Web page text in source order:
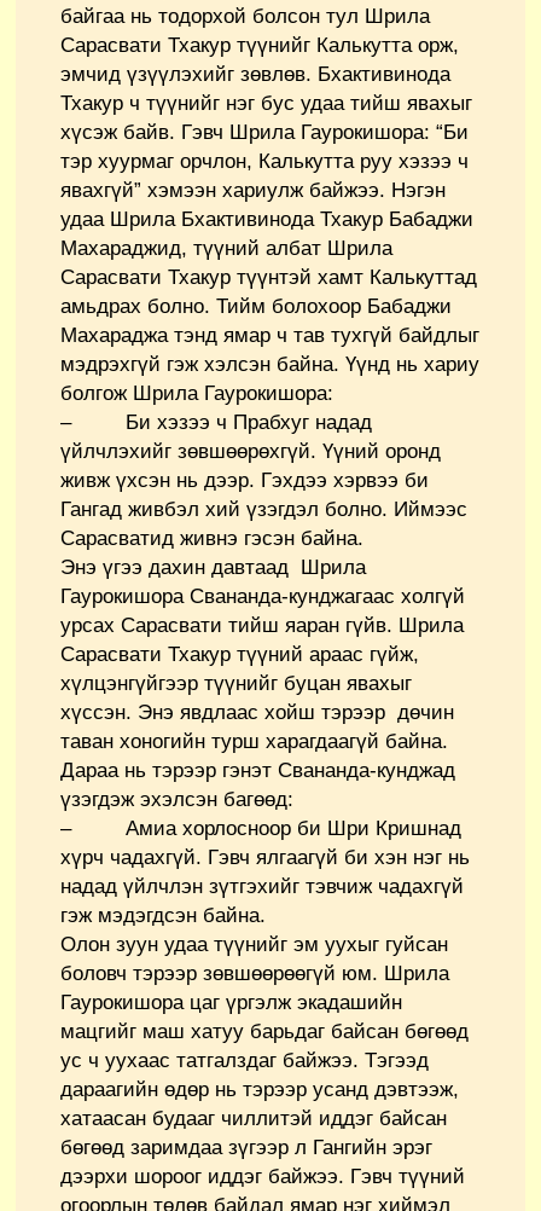
байгаа нь тодорхой болсон тул Шрила
Сарасвати Тхакур түүнийг Калькутта орж,
эмчид үзүүлэхийг зөвлөв. Бхактивинода
Тхакур ч түүнийг нэг бус удаа тийш явахыг
хүсэж байв. Гэвч Шрила Гаурокишора: “Би
тэр хуурмаг орчлон, Калькутта руу хэзээ ч
явахгүй” хэмээн хариулж байжээ. Нэгэн
удаа Шрила Бхактивинода Тхакур Бабаджи
Махараджид, түүний албат Шрила
Сарасвати Тхакур түүнтэй хамт Калькуттад
амьдрах болно. Тийм болохоор Бабаджи
Махараджа тэнд ямар ч тав тухгүй байдлыг
мэдрэхгүй гэж хэлсэн байна. Үүнд нь хариу
болгож Шрила Гаурокишора:
– Би хэзээ ч Прабхуг надад
үйлчлэхийг зөвшөөрөхгүй. Үүний оронд
живж үхсэн нь дээр. Гэхдээ хэрвээ би
Гангад живбэл хий үзэгдэл болно. Иймээс
Сарасватид живнэ гэсэн байна.
Энэ үгээ дахин давтаад Шрила
Гаурокишора Свананда-кунджагаас холгүй
урсах Сарасвати тийш яаран гүйв. Шрила
Сарасвати Тхакур түүний араас гүйж,
хүлцэнгүйгээр түүнийг буцан явахыг
хүссэн. Энэ явдлаас хойш тэрээр дөчин
таван хоногийн турш харагдаагүй байна.
Дараа нь тэрээр гэнэт Свананда-кунджад
үзэгдэж эхэлсэн багөөд:
– Амиа хорлосноор би Шри Кришнад
хүрч чадахгүй. Гэвч ялгаагүй би хэн нэг нь
надад үйлчлэн зүтгэхийг тэвчиж чадахгүй
гэж мэдэгдсэн байна.
Олон зуун удаа түүнийг эм уухыг гуйсан
боловч тэрээр зөвшөөрөөгүй юм. Шрила
Гаурокишора цаг үргэлж экадашийн
мацгийг маш хатуу барьдаг байсан бөгөөд
ус ч уухаас татгалздаг байжээ. Тэгээд
дараагийн өдөр нь тэрээр усанд дэвтээж,
хатаасан будааг чиллитэй иддэг байсан
бөгөөд заримдаа зүгээр л Гангийн эрэг
дээрхи шороог иддэг байжээ. Гэвч түүний
огоорлын төлөв байдал ямар нэг хиймэл